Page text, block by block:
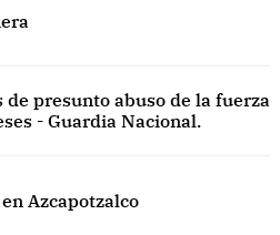
de presunto abuso de la fuerza
- Guardia Nacional.
Azcapotzalco